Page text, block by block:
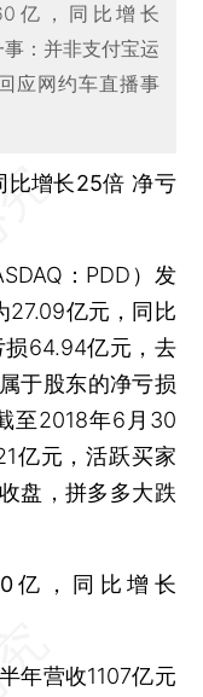
亿，同比增长
：并非支付宝运
应网约车直播事
比增长25倍 净亏
：PDD）发
27.09亿元，同比
64.94亿元，去
于股东的净亏损
至2018年6月30
亿元，活跃买家
盘，拼多多大跌
，同比增长
年营收1107亿元